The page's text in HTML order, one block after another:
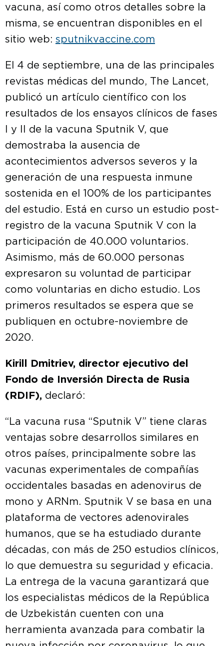
vacuna, así como otros detalles sobre la
misma, se encuentran disponibles en el
sitio web: sputnikvaccine.com
El 4 de septiembre, una de las principales
revistas médicas del mundo, The Lancet,
publicó un artículo científico con los
resultados de los ensayos clínicos de fases
I y II de la vacuna Sputnik V, que
demostraba la ausencia de
acontecimientos adversos severos y la
generación de una respuesta inmune
sostenida en el 100% de los participantes
del estudio. Está en curso un estudio post-
registro de la vacuna Sputnik V con la
participación de 40.000 voluntarios.
Asimismo, más de 60.000 personas
expresaron su voluntad de participar
como voluntarias en dicho estudio. Los
primeros resultados se espera que se
publiquen en octubre-noviembre de
2020.
Kirill Dmitriev, director ejecutivo del
Fondo de Inversión Directa de Rusia
(RDIF), declaró:
“La vacuna rusa “Sputnik V” tiene claras
ventajas sobre desarrollos similares en
otros países, principalmente sobre las
vacunas experimentales de compañías
occidentales basadas en adenovirus de
mono y ARNm. Sputnik V se basa en una
plataforma de vectores adenovirales
humanos, que se ha estudiado durante
décadas, con más de 250 estudios clínicos,
lo que demuestra su seguridad y eficacia.
La entrega de la vacuna garantizará que
los especialistas médicos de la República
de Uzbekistán cuenten con una
herramienta avanzada para combatir la